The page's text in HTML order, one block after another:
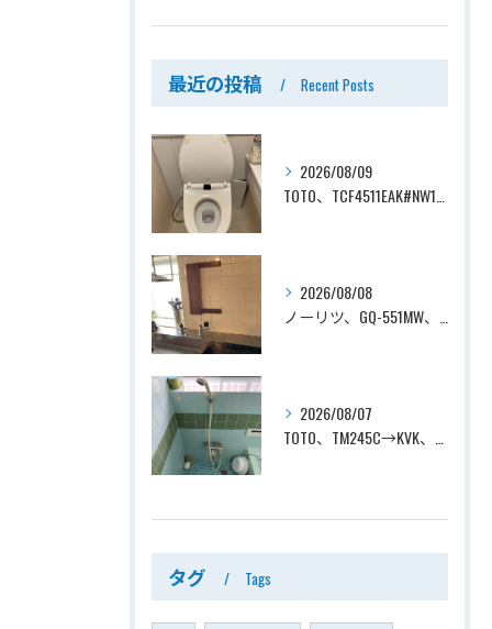
最近の投稿 Recent Posts
2026/08/09
2026/08/08
2026/08/07
タグ Tags